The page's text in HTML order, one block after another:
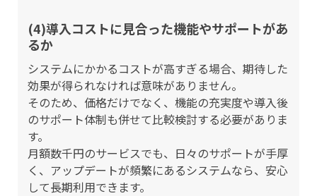
(4)導入コストに見合った機能やサポートがあ
るか
システムにかかるコストが高すぎる場合、期待した
効果が得られなければ意味がありません。
そのため、価格だけでなく、機能の充実度や導入後
のサポート体制も併せて比較検討する必要がありま
す。
月額数千円のサービスでも、日々のサポートが手厚
く、アップデートが頻繁にあるシステムなら、安心
して長期利用できます。